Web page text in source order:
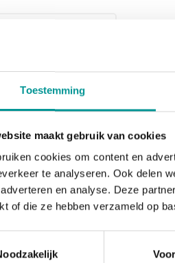
Toestemming
maakt gebruik van cookies
cookies om content en
te analyseren. Ook delen
en analyse. Deze
of die ze hebben verzameld op
133952
Marge